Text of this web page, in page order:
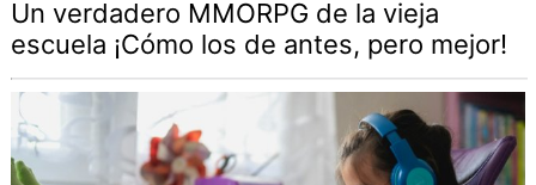
Un verdadero MMORPG de la vieja
escuela ¡Cómo los de antes, pero mejor!